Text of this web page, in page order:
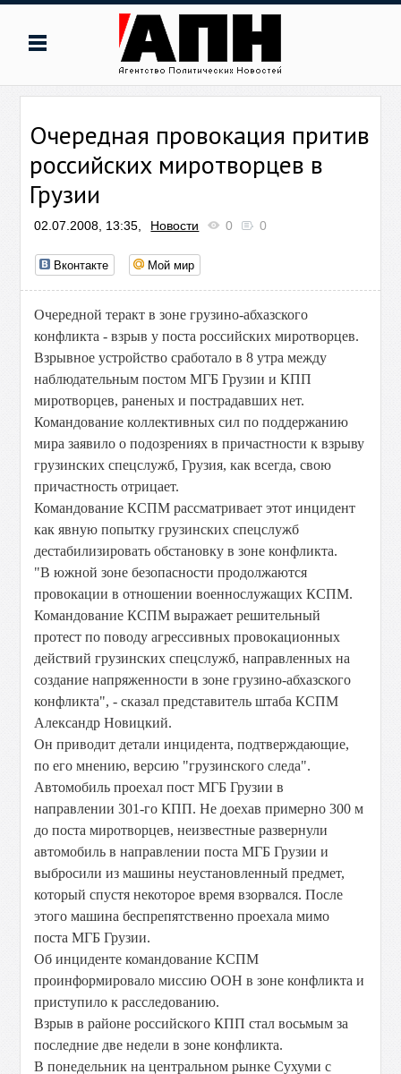
Очередная провокация притив
российских миротворцев в
Грузии
02.07.2008, 13:35, Новости 0 0
Вконтакте Мой мир
Очередной теракт в зоне грузино-абхазского
конфликта - взрыв у поста российских миротворцев.
Взрывное устройство сработало в 8 утра между
наблюдательным постом МГБ Грузии и КПП
миротворцев, раненых и пострадавших нет.
Командование коллективных сил по поддержанию
мира заявило о подозрениях в причастности к взрыву
грузинских спецслужб, Грузия, как всегда, свою
причастность отрицает.
Командование КСПМ рассматривает этот инцидент
как явную попытку грузинских спецслужб
дестабилизировать обстановку в зоне конфликта.
"В южной зоне безопасности продолжаются
провокации в отношении военнослужащих КСПМ.
Командование КСПМ выражает решительный
протест по поводу агрессивных провокационных
действий грузинских спецслужб, направленных на
создание напряженности в зоне грузино-абхазского
конфликта", - сказал представитель штаба КСПМ
Александр Новицкий.
Он приводит детали инцидента, подтверждающие,
по его мнению, версию "грузинского следа".
Автомобиль проехал пост МГБ Грузии в
направлении 301-го КПП. Не доехав примерно 300 м
до поста миротворцев, неизвестные развернули
автомобиль в направлении поста МГБ Грузии и
выбросили из машины неустановленный предмет,
который спустя некоторое время взорвался. После
этого машина беспрепятственно проехала мимо
поста МГБ Грузии.
Об инциденте командование КСПМ
проинформировало миссию ООН в зоне конфликта и
приступило к расследованию.
Взрыв в районе российского КПП стал восьмым за
последние две недели в зоне конфликта.
В понедельник на центральном рынке Сухуми с